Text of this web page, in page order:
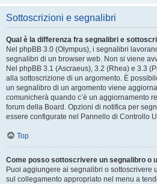
Sottoscrizioni e segnalibri
Qual è la differenza fra segnalibri e
Nel phpBB 3.0 (Olympus), i segnalibri
segnalibri di un browser web. Non si viene
Nel phpBB 3.1 (Ascraeus), 3.2 (Rhea) e 3.3
alla sottoscrizione di un argomento. È
un segnalibro di un argomento viene
comunicherà quando c’è un aggiornamento
forum della Board. Opzioni di notifica per
essere configurate nel Pannello di Controllo
Top
Come posso sottoscrivere un segnalibro o
Puoi aggiungere ai segnalibri o sottoscrivere
sul collegamento appropriato nel menu a